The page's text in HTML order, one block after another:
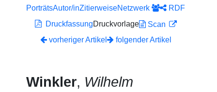
PorträtsAutor/inZitierweiseNetzwerk
RDF
DruckfassungDruckvorlage
Scan
vorheriger Artikel
folgender Artikel
Winkler, Wilhelm